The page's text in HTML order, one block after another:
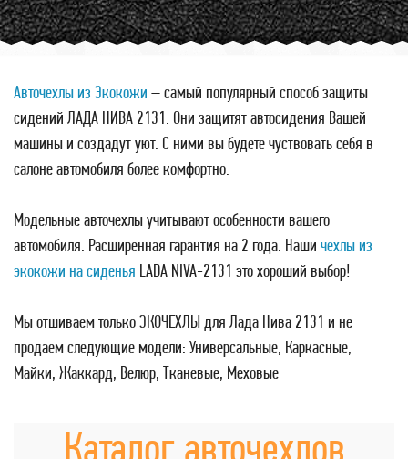
Авточехлы из Экокожи – самый популярный способ защиты
сидений ЛАДА НИВА 2131. Они защитят автосидения Вашей
машины и создадут уют. С ними вы будете чуствовать себя в
салоне автомобиля более комфортно.
Модельные авточехлы учитывают особенности вашего
автомобиля. Расширенная гарантия на 2 года. Наши чехлы из
экокожи на сиденья LADA NIVA-2131 это хороший выбор!
Мы отшиваем только ЭКОЧЕХЛЫ для Лада Нива 2131 и не
продаем следующие модели: Универсальные, Каркасные,
Майки, Жаккард, Велюр, Тканевые, Меховые
Каталог авточехлов